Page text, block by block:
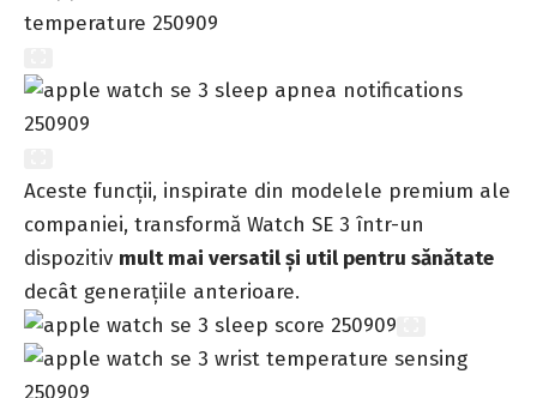
Aceste funcții, inspirate din modelele premium ale
companiei, transformă Watch SE 3 într-un
dispozitiv mult mai versatil și util pentru sănătate
decât generațiile anterioare.